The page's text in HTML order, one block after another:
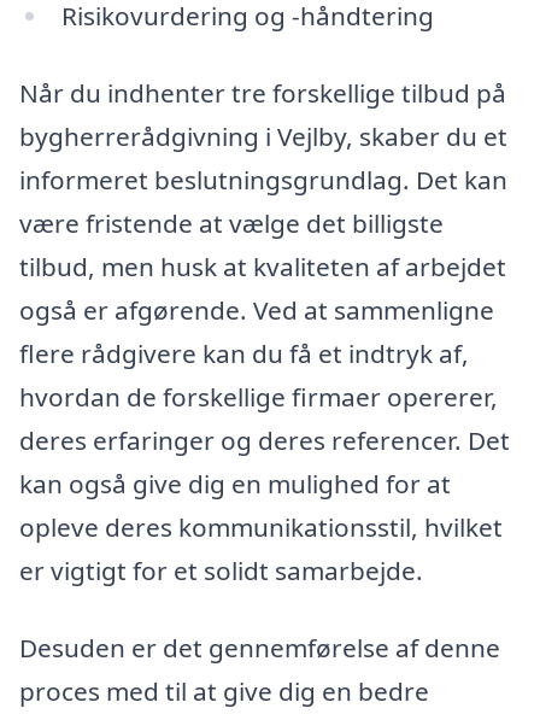
Risikovurdering og -håndtering
Når du indhenter tre forskellige tilbud på
bygherrerådgivning i Vejlby, skaber du et
informeret beslutningsgrundlag. Det kan
være fristende at vælge det billigste
tilbud, men husk at kvaliteten af arbejdet
også er afgørende. Ved at sammenligne
flere rådgivere kan du få et indtryk af,
hvordan de forskellige firmaer opererer,
deres erfaringer og deres referencer. Det
kan også give dig en mulighed for at
opleve deres kommunikationsstil, hvilket
er vigtigt for et solidt samarbejde.
Desuden er det gennemførelse af denne
proces med til at give dig en bedre